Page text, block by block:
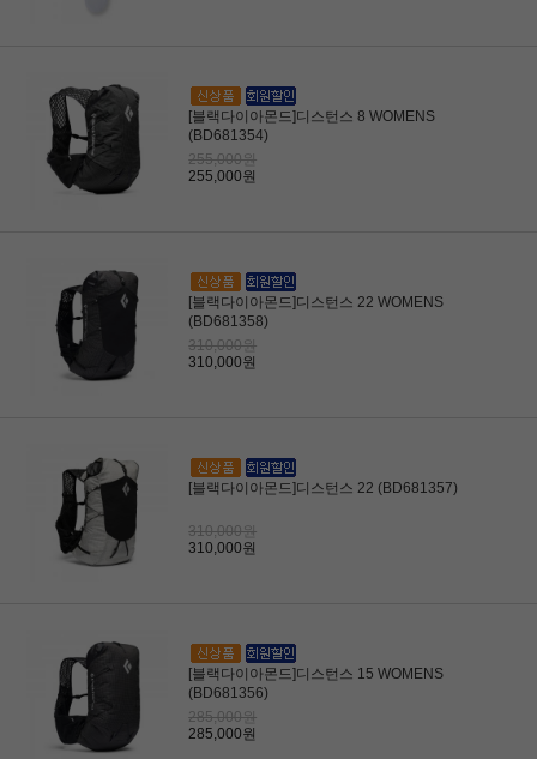
[블랙다이아몬드]디스턴스 8 WOMENS
(BD681354)
255,000원
255,000원
[블랙다이아몬드]디스턴스 22 WOMENS
(BD681358)
310,000원
310,000원
[블랙다이아몬드]디스턴스 22 (BD681357)
310,000원
310,000원
[블랙다이아몬드]디스턴스 15 WOMENS
(BD681356)
285,000원
285,000원